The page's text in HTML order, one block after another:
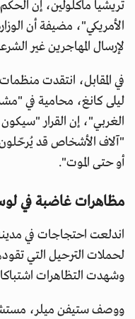
تريشيا ماكلولين، إن
الأمريكي"، مضيفة أن
لإرسال المهاجرين غير
في المقابل، انتقدت
ليلى كانغ، محامية في
الغربي"، إن القرار
"آلاف الأشخاص قد
أو حتى الموت".
مظاهرات غاضبة في
اندلعت احتجاجات في
لحملات الترحيل التي
وشهدت التظاهرات
ووصف ستيفن ميلر،